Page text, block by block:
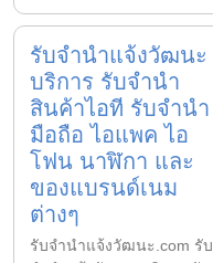
รับจำนำแจ้งวัฒนะ
บริการ รับจำนำ
สินค้าไอที รับจำนำ
มือถือ ไอแพค ไอ
โฟน นาฬิกา และ
ของแบรนด์เนม
ต่างๆ
รับจํานําแจ้งวัฒนะ.com รับ